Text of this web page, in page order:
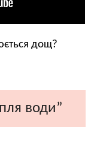
дощ?
води”